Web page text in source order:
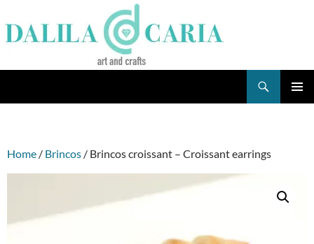
to
content
Home / Brincos / Brincos croissant – Croissant earrings